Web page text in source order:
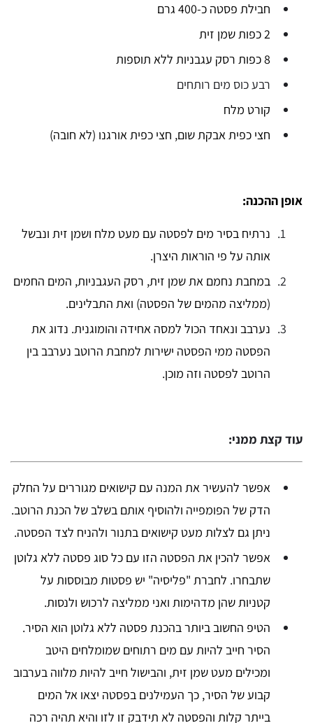
חבילת פסטה כ-400 גרם
2 כפות שמן זית
8 כפות רסק עגבניות ללא תוספות
רבע כוס מים רותחים
קורט מלח
חצי כפית אבקת שום, חצי כפית אורגנו (לא חובה)
אופן ההכנה:
נרתיח בסיר מים לפסטה עם מעט מלח ושמן זית ונבשל
אותה על פי הוראות היצרן.
במחבת נחמם את שמן זית, רסק העגבניות, המים החמים
(ממליצה מהמים של הפסטה) ואת התבלינים.
נערבב ונאחד הכול למסה אחידה והומוגנית. נדוג את
הפסטה ממי הפסטה ישירות למחבת הרוטב נערבב בין
הרוטב לפסטה וזה מוכן.
עוד קצת ממני:
אפשר להעשיר את המנה עם קישואים מגוררים על החלק
הדק של הפומפייה ולהוסיף אותם בשלב של הכנת הרוטב.
ניתן גם לצלות מעט קישואים בתנור ולהניח לצד הפסטה.
אפשר להכין את הפסטה הזו עם כל סוג פסטה ללא גלוטן
שתבחרו. לחברת "פליסיה" יש פסטות מבוססות על
קטניות שהן מדהימות ואני ממליצה לרכוש ולנסות.
הטיפ החשוב ביותר בהכנת פסטה ללא גלוטן הוא הסיר.
הסיר חייב להיות עם מים רתוחים שמומלחים היטב
ומכילים מעט שמן זית, והבישול חייב להיות מלווה בערבוב
קבוע של הסיר, כך העמילנים בפסטה יצאו אל המים
בייתר קלות והפסטה לא תידבק זו לזו והיא תהיה רכה